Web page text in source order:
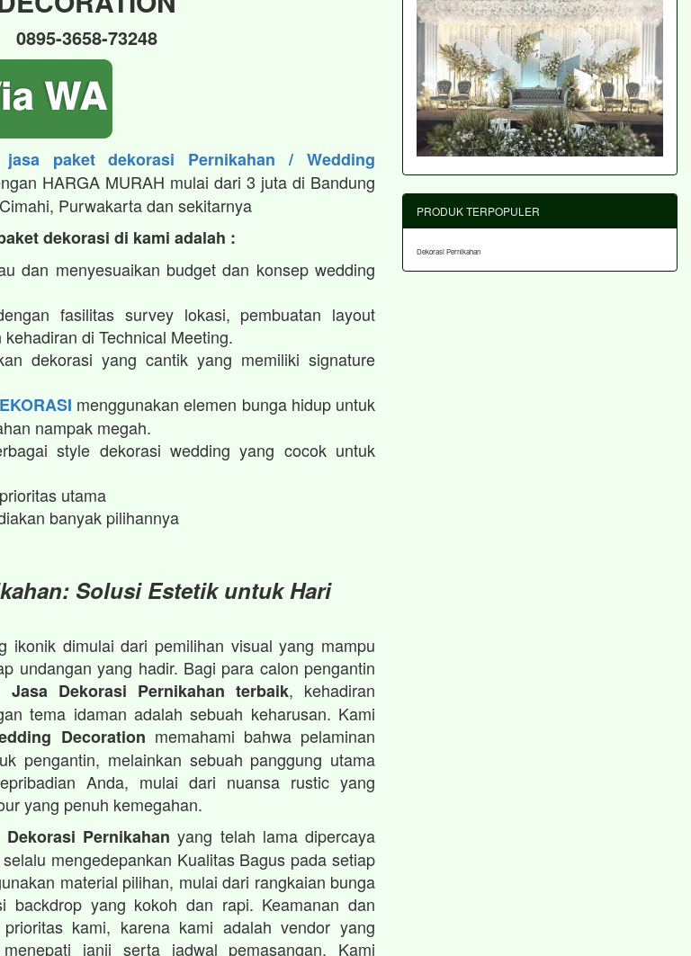
0895-3658-73248
jasa paket dekorasi Pernikahan / Wedding
HARGA MURAH mulai dari 3 juta di Bandung
Purwakarta dan sekitarnya
dekorasi di kami adalah :
dan menyesuaikan budget dan konsep wedding
fasilitas survey lokasi, pembuatan layout
di Technical Meeting.
dekorasi yang cantik yang memiliki signature
menggunakan elemen bunga hidup untuk
nampak megah.​
style dekorasi wedding yang cocok untuk
utama
banyak pilihannya
Solusi Estetik untuk Hari
ikonik dimulai dari pemilihan visual yang mampu
undangan yang hadir. Bagi para calon pengantin
Jasa Dekorasi Pernikahan terbaik, kehadiran
tema idaman adalah sebuah keharusan. Kami
Decoration memahami bahwa pelaminan
pengantin, melainkan sebuah panggung utama
Anda, mulai dari nuansa rustic yang
yang penuh kemegahan.
Pernikahan yang telah lama dipercaya
mengedepankan Kualitas Bagus pada setiap
material pilihan, mulai dari rangkaian bunga
backdrop yang kokoh dan rapi. Keamanan dan
kami, karena kami adalah vendor yang
janji serta jadwal pemasangan. Kami
PRODUK TERPOPULER
Dekorasi Pernikahan